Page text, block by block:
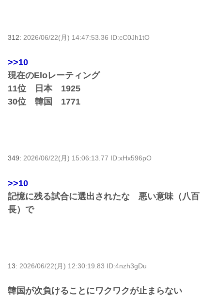
312: 2026/06/22(月) 14:47:53.36 ID:cC0Jh1tO
>>10
現在のEloレーティング
11位 日本 1925
30位 韓国 1771
349: 2026/06/22(月) 15:06:13.77 ID:xHx596pO
>>10
記憶に残る試合に選出されたな 悪い意味（八百
長）で
13: 2026/06/22(月) 12:30:19.83 ID:4nzh3gDu
韓国が次負けることにワクワクが止まらない